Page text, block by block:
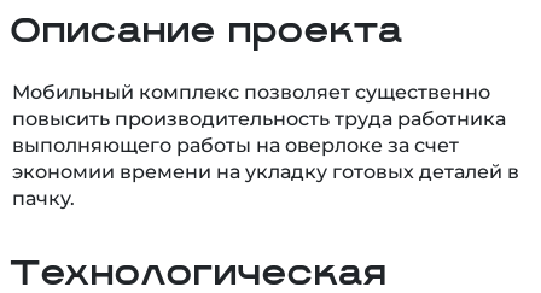
Описание проекта
Мобильный комплекс позволяет существенно
повысить производительность труда работника
выполняющего работы на оверлоке за счет
экономии времени на укладку готовых деталей в
пачку.
Технологическая